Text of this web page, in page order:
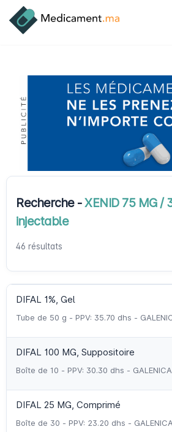
Recherche -XENID 75 MG /
injectable
46 résultats
DIFAL 1%, Gel
Tube de 50 g - PPV: 35.70 dhs -
DIFAL 100 MG, Suppositoire
Boîte de 10 - PPV: 30.30 dhs - GALENICA
DIFAL 25 MG, Comprimé
Boîte de 30 - PPV: 23.20 dhs -